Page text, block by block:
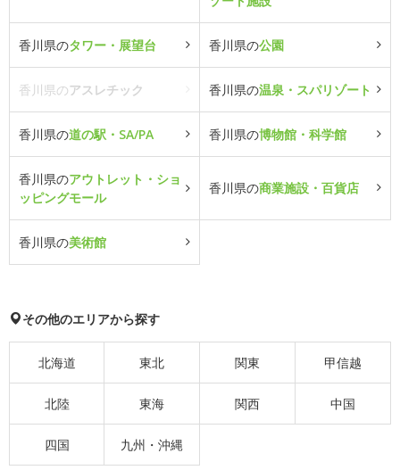
香川県のタワー・展望台 香川県の公園
香川県のアスレチック 香川県の温泉・スパリゾート
香川県の道の駅・SA/PA 香川県の博物館・科学館
香川県のアウトレット・ショ
ッピングモール
香川県の商業施設・百貨店
香川県の美術館
その他のエリアから探す
北海道 東北 関東 甲信越
北陸 東海 関西 中国
四国 九州・沖縄